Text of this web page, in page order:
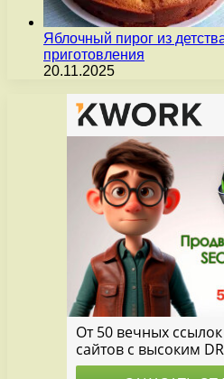
Яблочный пирог из
приготовления
20.11.2025